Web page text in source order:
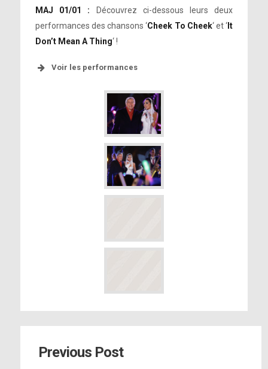
MAJ 01/01 : Découvrez ci-dessous leurs deux
performances des chansons ‘Cheek To Cheek‘ et ‘ It
Don’t Mean A Thing‘ !
Voir les performances
Previous Post